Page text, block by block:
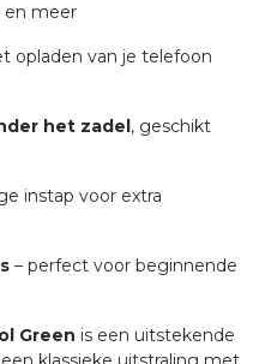
en meer
opladen van je telefoon
het zadel, geschikt
instap voor extra
– perfect voor beginnende
Green is een uitstekende